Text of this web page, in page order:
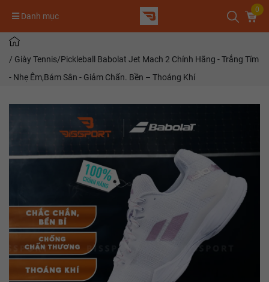
Danh mục
0
/ Giày Tennis/Pickleball Babolat Jet Mach 2 Chính Hãng - Trắng Tím
- Nhẹ Êm,Bám Sân - Giảm Chấn. Bền – Thoáng Khí